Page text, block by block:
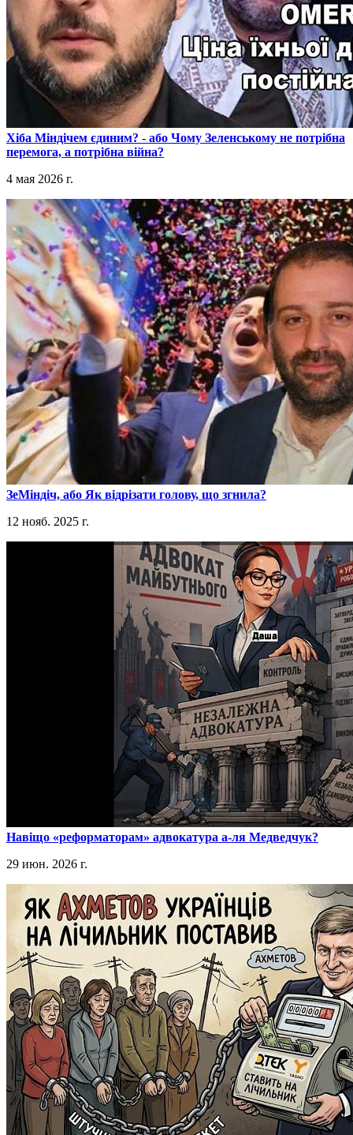
​Хіба Міндічем єдиним? - або Чому Зеленському не потрібна
перемога, а потрібна війна?
4 мая 2026 г.
​ЗеМіндіч, або Як відрізати голову, що згнила?
12 нояб. 2025 г.
​Навіщо «реформаторам» адвокатура а-ля Медведчук?
29 июн. 2026 г.